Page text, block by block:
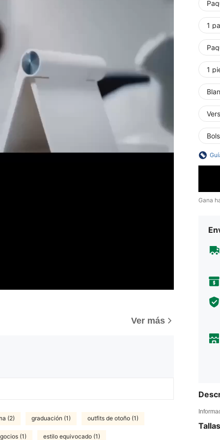
Ver más
(2) graduación (1) outfits de otoño (1)
(1) estilo equivocado (1)
1
1
Gana